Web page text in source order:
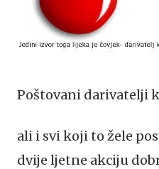
Poštovani darivatelji
ali i svi koji to žele
dvije ljetne akciju